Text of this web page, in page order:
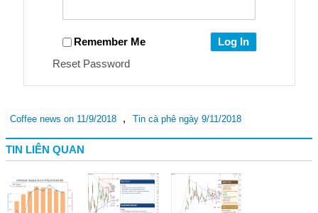
Remember Me
Reset Password
Coffee news on 11/9/2018 , Tin cà phê ngày 9/11/2018
TIN LIÊN QUAN